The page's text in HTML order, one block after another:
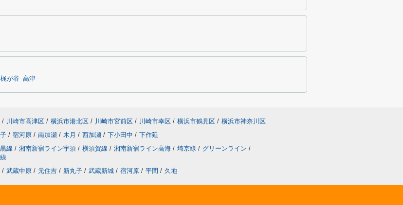
梶が谷 高津
/ 川崎市高津区 / 横浜市港北区 / 川崎市宮前区 / 川崎市幸区 / 横浜市鶴見区 / 横浜市神奈川区
/ 宿河原 / 南加瀬 / 木月 / 西加瀬 / 下小田中 / 下作延
線 / 湘南新宿ライン宇須 / 横須賀線 / 湘南新宿ライン高海 / 埼京線 / グリーンライン /
/ 武蔵中原 / 元住吉 / 新丸子 / 武蔵新城 / 宿河原 / 平間 / 久地